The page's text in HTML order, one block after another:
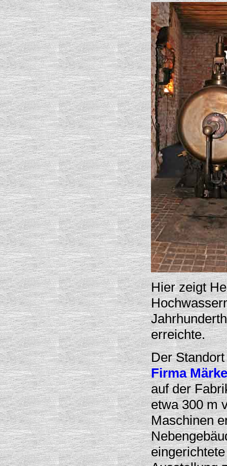
Hier zeigt
erreichte.
Der
Firma
auf der
etwa 300 m
Maschinen